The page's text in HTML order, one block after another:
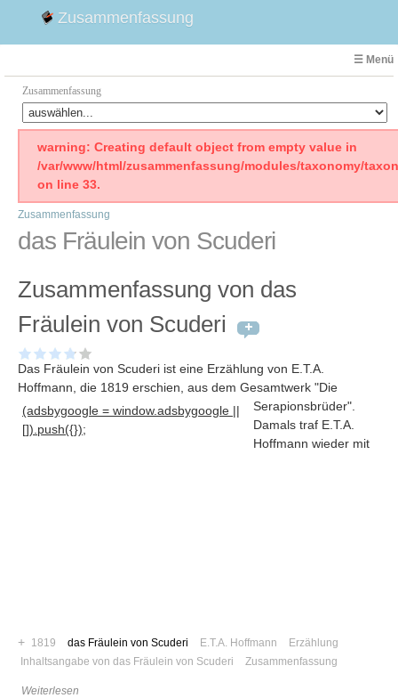
Zusammenfassung
☰ Menü
Zusammenfassung
Faust
Willhelm Tell
Emilia Galotti
1. Weltkrieg Zusammenfassung
Weimarer Republik
Die Räuber
Woyzeck
Navigation
warning: Creating default object from empty value in
/var/www/html/zusammenfassung/modules/taxonomy/
on line 33.
Zusammenfassung
das Fräulein von Scuderi
Zusammenfassung von das
Fräulein von Scuderi
Das Fräulein von Scuderi ist eine Erzählung von E.T.A.
Hoffmann, die 1819 erschien, aus dem Gesamtwerk "Die
Serapionsbrüder"
(adsbygoogle = window.adsbygoogle ||
[]).push({});
Damals traf E.T.A.
Hoffmann wieder mit
+ 1819 das Fräulein von Scuderi E.T.A. Hoffmann
Erzählung
Inhaltsangabe von das Fräulein von Scuderi
Zusammenfassung
Weiterlesen